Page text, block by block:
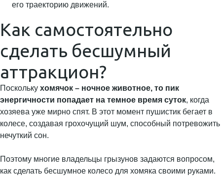
его траекторию движений.
Как самостоятельно
сделать бесшумный
аттракцион?
Поскольку хомячок – ночное животное, то пик
энергичности попадает на темное время суток, когда
хозяева уже мирно спят. В этот момент пушистик бегает в
колесе, создавая грохочущий шум, способный потревожить
нечуткий сон.
Поэтому многие владельцы грызунов задаются вопросом,
как сделать бесшумное колесо для хомяка своими руками.